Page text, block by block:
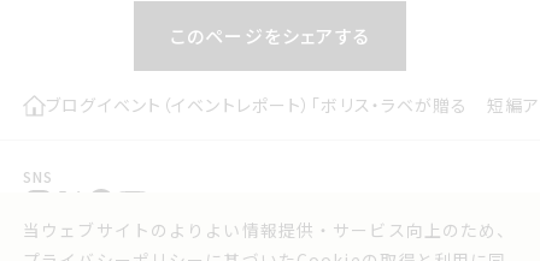
当ウェブサイトのよりよい情報提供・サービス向上のため、
このページをシェアする
ブログイベント（イベントレポート） 「ボリス・ラベが贈る 短編
SNS
プレスリリース
お問い合わせ